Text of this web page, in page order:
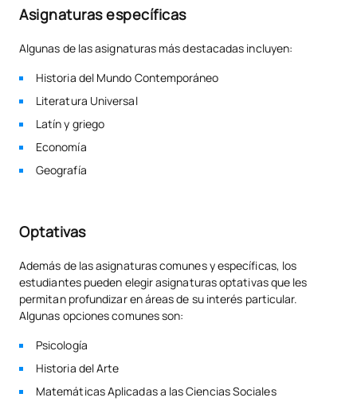
Asignaturas específicas
Algunas de las asignaturas más destacadas incluyen:
Historia del Mundo Contemporáneo
Literatura Universal
Latín y griego
Economía
Geografía
Optativas
Además de las asignaturas comunes y específicas, los
estudiantes pueden elegir asignaturas optativas que les
permitan profundizar en áreas de su interés particular.
Algunas opciones comunes son:
Psicología
Historia del Arte
Matemáticas Aplicadas a las Ciencias Sociales